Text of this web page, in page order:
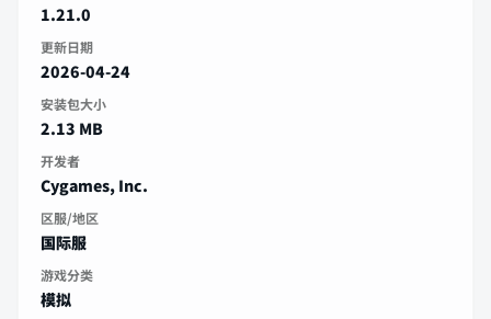
1.21.0
更新日期
2026-04-24
安装包大小
2.13 MB
开发者
Cygames, Inc.
区服/地区
国际服
游戏分类
模拟